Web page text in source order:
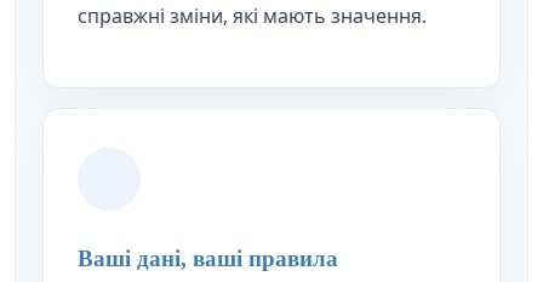
справжні зміни, які мають значення.
Ваші дані, ваші правила